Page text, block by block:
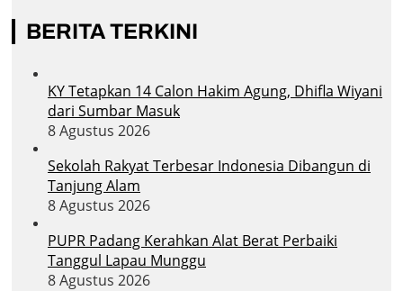
BERITA TERKINI
KY Tetapkan 14 Calon Hakim Agung, Dhifla Wiyani
dari Sumbar Masuk
8 Agustus 2026
Sekolah Rakyat Terbesar Indonesia Dibangun di
Tanjung Alam
8 Agustus 2026
PUPR Padang Kerahkan Alat Berat Perbaiki
Tanggul Lapau Munggu
8 Agustus 2026